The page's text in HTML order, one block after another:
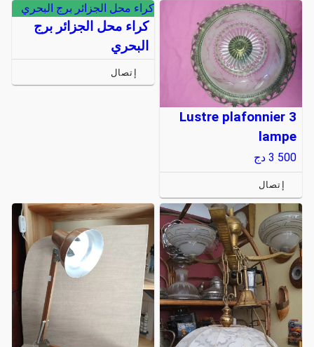
Lustre plafonnier 3
lampe
3 500 دج
إتصال
كراء محل الجزائر برج البحري
كراء محل الجزائر برج
البحري
إتصال